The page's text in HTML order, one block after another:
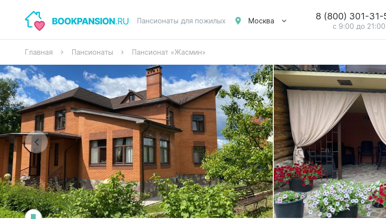
Пансионаты для пожилых Москва 8 (800) 301-31-
с 9:00 до 21:00
Главная Пансионаты Пансионат «Жасмин»